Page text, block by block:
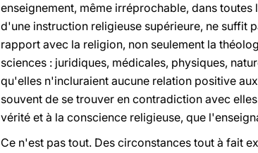
enseignement, même irréprochable, dans
d'une instruction religieuse supérieure, ne suffit
rapport avec la religion, non seulement la
sciences : juridiques, médicales, physiques,
qu'elles n'incluraient aucune relation positive
souvent de se trouver en contradiction avec
vérité et à la conscience religieuse, que
Ce n'est pas tout. Des circonstances tout à fait